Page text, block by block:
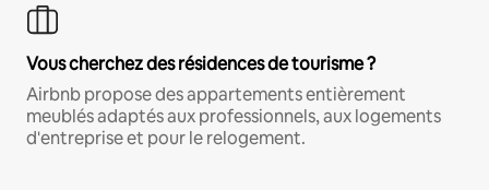
Vous cherchez des résidences de tourisme ?
Airbnb propose des appartements entièrement
meublés adaptés aux professionnels, aux logements
d'entreprise et pour le relogement.